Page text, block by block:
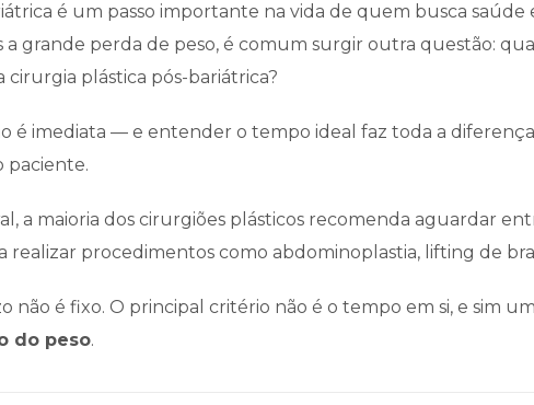
é um passo importante na vida de quem busca saúde
a grande perda de peso, é comum surgir outra questão:
cirurgia plástica pós-bariátrica?
é imediata — e entender o tempo ideal faz toda a
paciente.
a maioria dos cirurgiões plásticos recomenda aguardar
realizar procedimentos como abdominoplastia, lifting de
não é fixo. O principal critério não é o tempo em si, e sim
do peso.